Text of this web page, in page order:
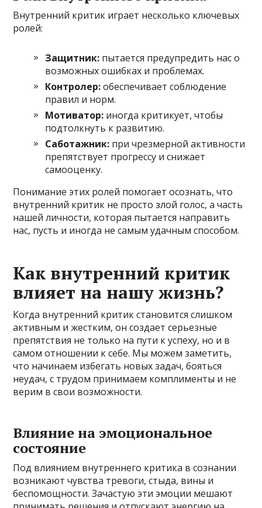
Внутренний критик играет несколько ключевых
ролей:
Защитник: пытается предупредить нас о
возможных ошибках и проблемах.
Контролер:обеспечивает соблюдение
правил и норм.
Мотиватор: иногда критикует, чтобы
подтолкнуть к развитию.
Саботажник: при чрезмерной активности
препятствует прогрессу и снижает
самооценку.
Понимание этих ролей помогает осознать, что
внутренний критик не просто злой голос, а часть
нашей личности, которая пытается направить
нас, пусть и иногда не самым удачным способом.
Как внутренний критик
влияет на нашу жизнь?
Когда внутренний критик становится слишком
активным и жестким, он создает серьезные
препятствия не только на пути к успеху, но и в
самом отношении к себе. Мы можем заметить,
что начинаем избегать новых задач, бояться
неудач, с трудом принимаем комплименты и не
верим в свои возможности.
Влияние на эмоциональное
состояние
Под влиянием внутреннего критика в сознании
возникают чувства тревоги, стыда, вины и
беспомощности. Зачастую эти эмоции мешают